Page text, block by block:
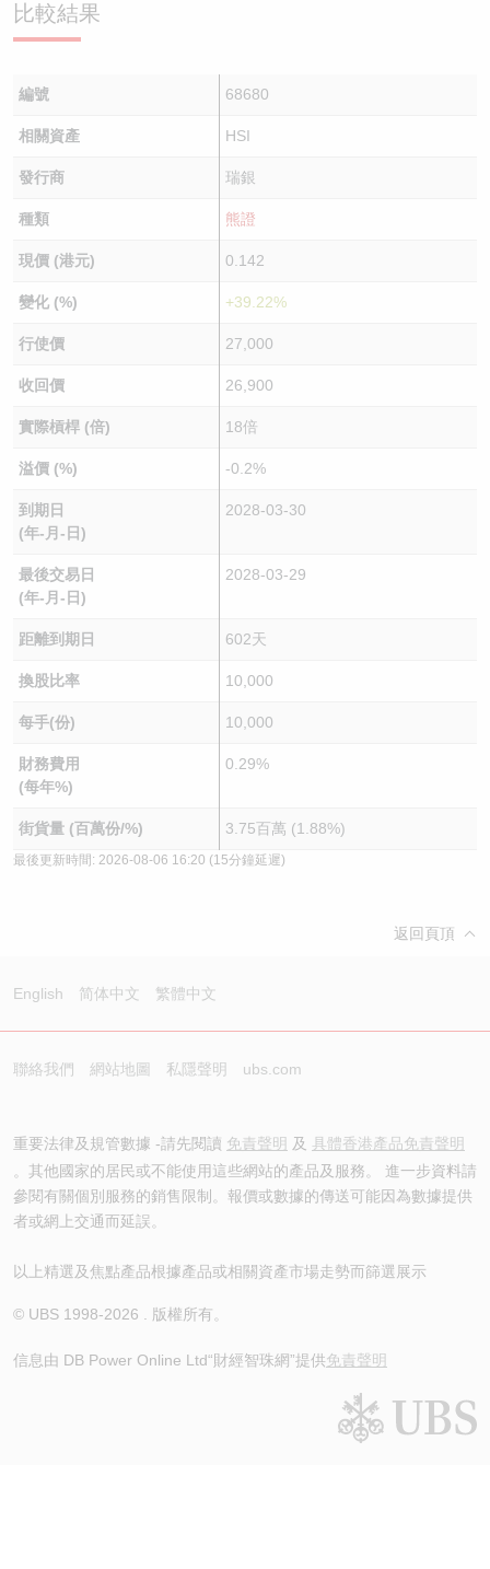
比較結果
編號 68680
相關資產 HSI
發行商 瑞銀
種類 熊證
現價 (港元) 0.142
變化 (%) +39.22%
行使價 27,000
收回價 26,900
實際槓桿 (倍) 18倍
溢價 (%) -0.2%
到期日
(年-月-日)
2028-03-30
最後交易日
(年-月-日)
2028-03-29
距離到期日 602天
換股比率 10,000
每手(份) 10,000
財務費用
(每年%)
0.29%
街貨量 (百萬份/%) 3.75百萬 (1.88%)
最後更新時間: 2026-08-06 16:20 (15分鐘延遲)
返回頁頂
English 简体中文 繁體中文
聯絡我們 網站地圖 私隱聲明 ubs.com
重要法律及規管數據 -請先閱讀 免責聲明 及 具體香港產品免責聲明
。其他國家的居民或不能使用這些網站的產品及服務。 進一步資料請
參閱有關個別服務的銷售限制。報價或數據的傳送可能因為數據提供
者或網上交通而延誤。
以上精選及焦點產品根據產品或相關資產市場走勢而篩選展示
© UBS 1998-2026 . 版權所有。
信息由 DB Power Online Ltd“財經智珠網”提供免責聲明